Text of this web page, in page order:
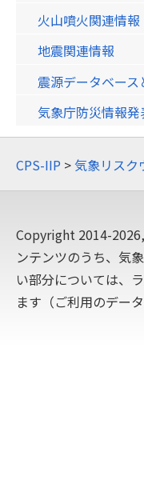
火山噴火関連情報
地震関連情報
震源データベース
気象庁防災情報
CPS-IIP >気象リスク
Copyright 2014-2026,
ンテンツのうち、気
い部分については、
ます（ご利用のデー